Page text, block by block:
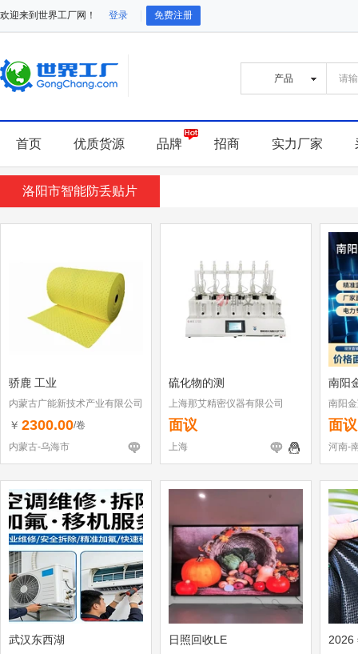
欢迎来到世界工厂网！ 登录 免费注册
首页 优质货源 品牌 招商 实力厂家
洛阳市智能防丢贴片
骄鹿 工业
内蒙古广能新技术产业有限公司
￥ 2300.00/卷
内蒙古-乌海市
硫化物的测
上海那艾精密仪器有限公司
面议
上海
南阳
南阳
面议
河南-
武汉东西湖 日照回收LE 2026